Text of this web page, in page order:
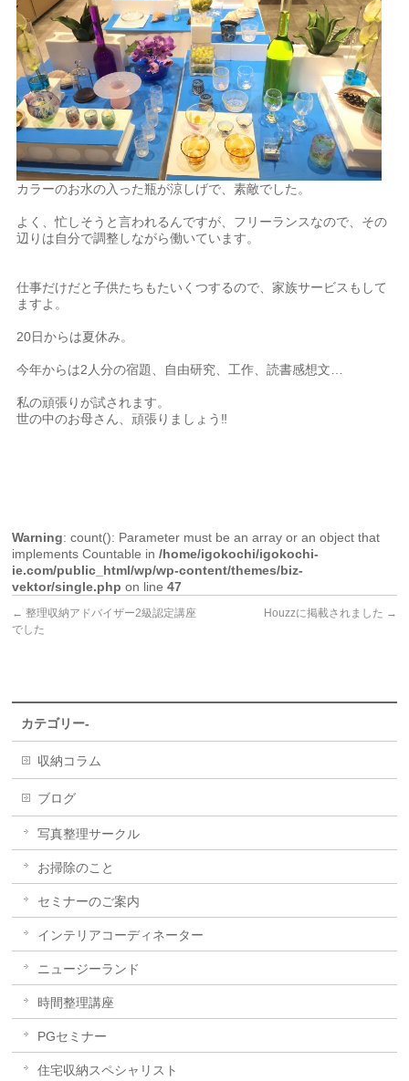
カラーのお水の入った瓶が涼しげで、素敵でした。
よく、忙しそうと言われるんですが、フリーランスなので、その
辺りは自分で調整しながら働いています。
仕事だけだと子供たちもたいくつするので、家族サービスもして
ますよ。
20日からは夏休み。
今年からは2人分の宿題、自由研究、工作、読書感想文…
私の頑張りが試されます。
世の中のお母さん、頑張りましょう‼︎
Warning: count(): Parameter must be an array or an object that
implements Countable in/home/igokochi/igokochi-
ie.com/public_html/wp/wp-content/themes/biz-
vektor/single.php on line47
← 整理収納アドバイザー2級認定講座
でした
Houzzに掲載されました →
カテゴリー-
収納コラム
ブログ
写真整理サークル
お掃除のこと
セミナーのご案内
インテリアコーディネーター
ニュージーランド
時間整理講座
PGセミナー
住宅収納スペシャリスト